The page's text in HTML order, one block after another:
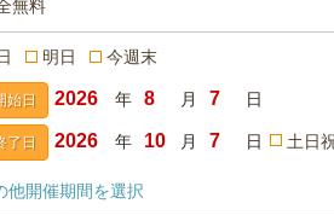
無料
明日 今週末
始日 年 月 日
了日 年 月 日 土日
他開催期間を選択